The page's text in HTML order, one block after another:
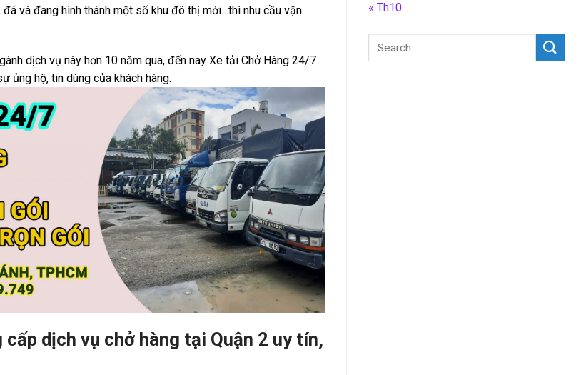
và đang hình thành một số khu đô thị mới…thì nhu cầu vận
dịch vụ này hơn 10 năm qua, đến nay Xe tải Chở Hàng 24/7
ủng hộ, tin dùng của khách hàng.
dịch vụ chở hàng tại Quận 2 uy tín,
« Th10